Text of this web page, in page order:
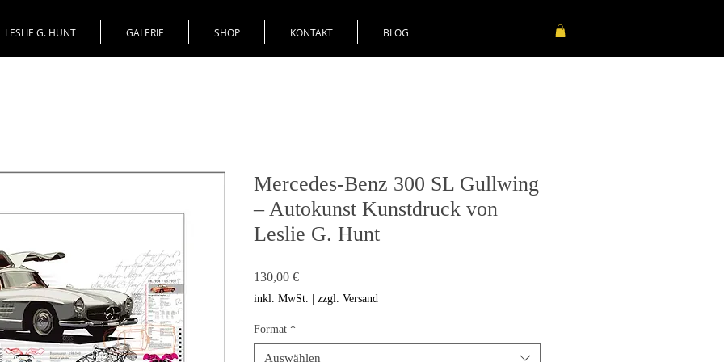
LESLIE G. HUNT GALERIE SHOP KONTAKT BLOG
Mercedes-Benz 300 SL Gullwing
– Autokunst Kunstdruck von
Leslie G. Hunt
130,00 €Preis
inkl. MwSt. | zzgl. Versand
Format *
Auswählen